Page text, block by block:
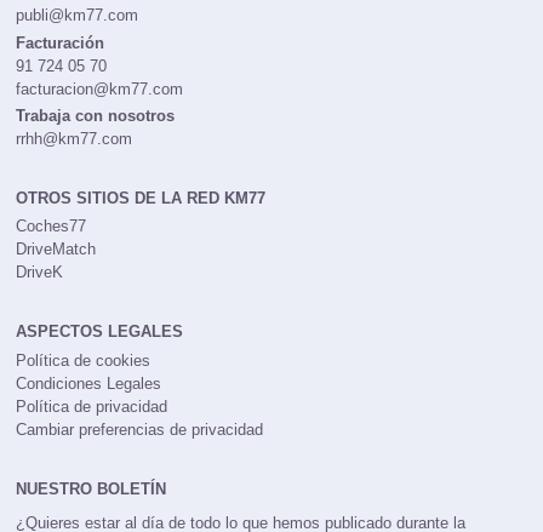
91 513 04 95
publi@km77.com
Facturación
91 724 05 70
facturacion@km77.com
Trabaja con nosotros
OTROS SITIOS DE LA RED KM77
Coches77
DriveMatch
ASPECTOS LEGALES
Política de cookies
Condiciones Legales
Política de privacidad